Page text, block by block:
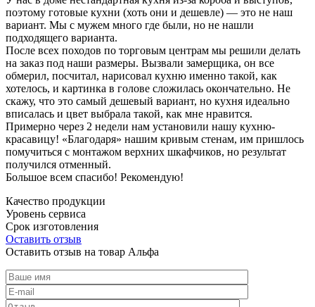
поэтому готовые кухни (хоть они и дешевле) — это не наш
вариант. Мы с мужем много где были, но не нашли
подходящего варианта.
После всех походов по торговым центрам мы решили делать
на заказ под наши размеры. Вызвали замерщика, он все
обмерил, посчитал, нарисовал кухню именно такой, как
хотелось, и картинка в голове сложилась окончательно. Не
скажу, что это самый дешевый вариант, но кухня идеально
вписалась и цвет выбрала такой, как мне нравится.
Примерно через 2 недели нам установили нашу кухню-
красавицу! «Благодаря» нашим кривым стенам, им пришлось
помучиться с монтажом верхних шкафчиков, но результат
получился отменный.
Большое всем спасибо! Рекомендую!
Качество продукции
Уровень сервиса
Срок изготовления
Оставить отзыв
Оставить отзыв на товар Альфа